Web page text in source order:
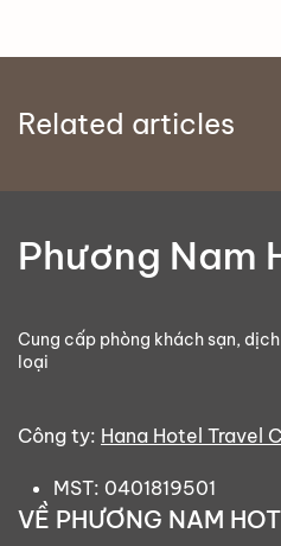
Related articles
Phương Nam
Cung cấp phòng khách sạn,
loại
Công ty: Hana Hotel Travel
MST: 0401819501
VỀ PHƯƠNG NAM